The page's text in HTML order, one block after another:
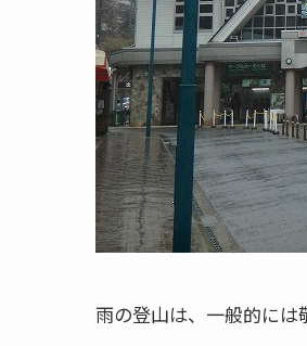
雨の登山は、一般的には